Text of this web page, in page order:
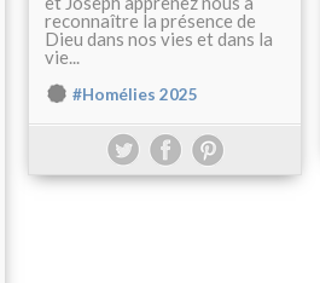
reconnaître la présence de
Dieu dans nos vies et dans la
vie...
#Homélies 2025